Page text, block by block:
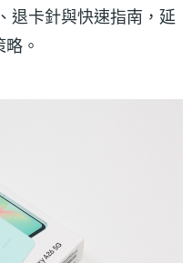
退卡針與快速指南，延
。